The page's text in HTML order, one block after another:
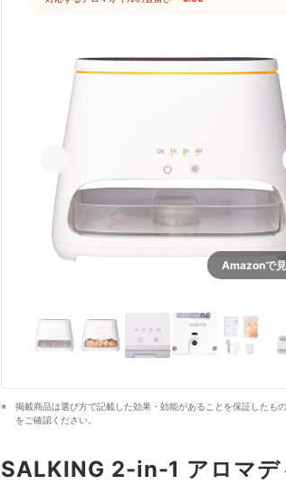
Amazonで
掲載商品は選び方で記載した効果・効能があることを保証したも
をご確認ください。
SALKING 2-in-1 アロマデ